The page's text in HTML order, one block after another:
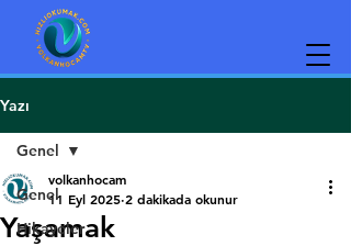
Yazı
Genel
Hikayeler
Genel
Yaşamak
volkanhocam
11 Eyl 2025 2 dakikada okunur